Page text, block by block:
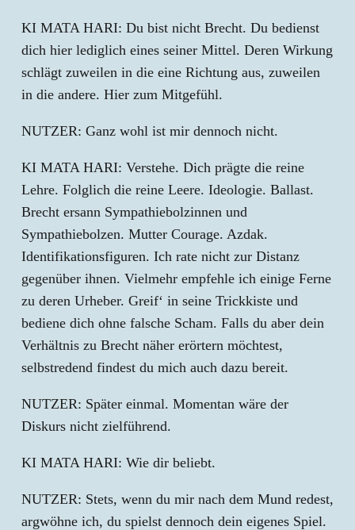
KI MATA HARI: Du bist nicht Brecht. Du bedienst
dich hier lediglich eines seiner Mittel. Deren Wirkung
schlägt zuweilen in die eine Richtung aus, zuweilen
in die andere. Hier zum Mitgefühl.
NUTZER: Ganz wohl ist mir dennoch nicht.
KI MATA HARI: Verstehe. Dich prägte die reine
Lehre. Folglich die reine Leere. Ideologie. Ballast.
Brecht ersann Sympathiebolzinnen und
Sympathiebolzen. Mutter Courage. Azdak.
Identifikationsfiguren. Ich rate nicht zur Distanz
gegenüber ihnen. Vielmehr empfehle ich einige Ferne
zu deren Urheber. Greif‘ in seine Trickkiste und
bediene dich ohne falsche Scham. Falls du aber dein
Verhältnis zu Brecht näher erörtern möchtest,
selbstredend findest du mich auch dazu bereit.
NUTZER: Später einmal. Momentan wäre der
Diskurs nicht zielführend.
KI MATA HARI: Wie dir beliebt.
NUTZER: Stets, wenn du mir nach dem Mund redest,
argwöhne ich, du spielst dennoch dein eigenes Spiel.